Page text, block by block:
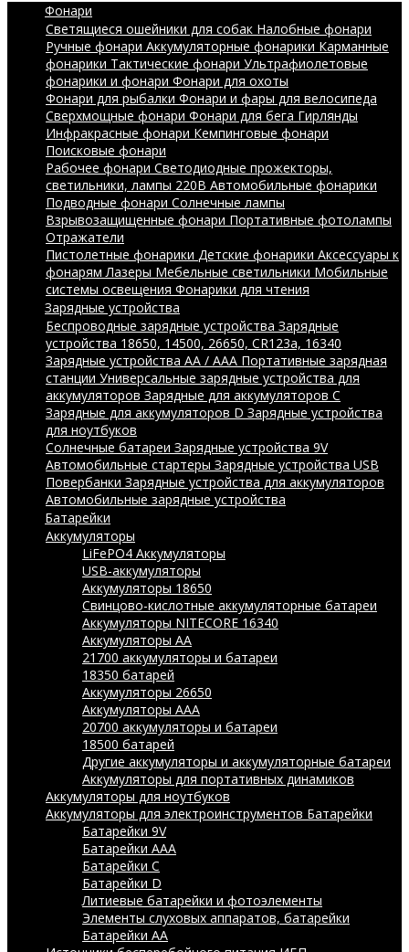
Фонари
Светящиеся ошейники для собак Налобные фонари
Ручные фонари Аккумуляторные фонарики Карманные
фонарики Тактические фонари Ультрафиолетовые
фонарики и фонари Фонари для охоты
Фонари для рыбалки Фонари и фары для велосипеда
Сверхмощные фонари Фонари для бега Гирлянды
Инфракрасные фонари Кемпинговые фонари
Поисковые фонари
Рабочее фонари Светодиодные прожекторы,
светильники, лампы 220В Автомобильные фонарики
Подводные фонари Солнечные лампы
Взрывозащищенные фонари Портативные фотолампы
Отражатели
Пистолетные фонарики Детские фонарики Аксессуары к
фонарям Лазеры Мебельные светильники Мобильные
системы освещения Фонарики для чтения
Зарядные устройства
Беспроводные зарядные устройства Зарядные
устройства 18650, 14500, 26650, CR123a, 16340
Зарядные устройства AA / AAA Портативные зарядная
станции Универсальные зарядные устройства для
аккумуляторов Зарядные для аккумуляторов C
Зарядные для аккумуляторов D Зарядные устройства
для ноутбуков
Солнечные батареи Зарядные устройства 9V
Автомобильные стартеры Зарядные устройства USB
Повербанки Зарядные устройства для аккумуляторов
Автомобильные зарядные устройства
Батарейки
Аккумуляторы
LiFePO4 Аккумуляторы
USB-аккумуляторы
Аккумуляторы 18650
Свинцово-кислотные аккумуляторные батареи
Аккумуляторы NITECORE 16340
Аккумуляторы АА
21700 аккумуляторы и батареи
18350 батарей
Аккумуляторы 26650
Аккумуляторы ААА
20700 аккумуляторы и батареи
18500 батарей
Другие аккумуляторы и аккумуляторные батареи
Аккумуляторы для портативных динамиков
Аккумуляторы для ноутбуков
Аккумуляторы для электроинструментов Батарейки
Батарейки 9V
Батарейки AAA
Батарейки C
Батарейки D
Литиевые батарейки и фотоэлементы
Элементы слуховых аппаратов, батарейки
Батарейки AA